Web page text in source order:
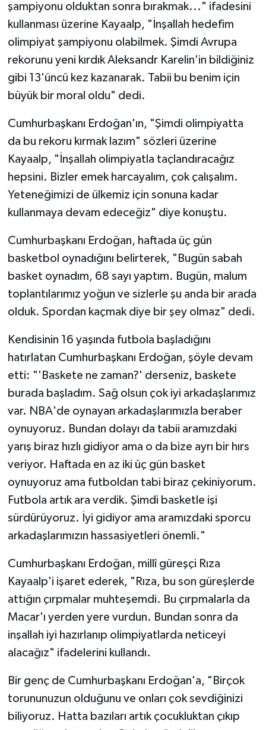
şampiyonu olduktan sonra bırakmak..." ifadesini
kullanması üzerine Kayaalp, "İnşallah hedefim
olimpiyat şampiyonu olabilmek. Şimdi Avrupa
rekorunu yeni kırdık Aleksandr Karelin'in bildiğiniz
gibi 13'üncü kez kazanarak. Tabii bu benim için
büyük bir moral oldu" dedi.
Cumhurbaşkanı Erdoğan'ın, "Şimdi olimpiyatta
da bu rekoru kırmak lazım" sözleri üzerine
Kayaalp, "İnşallah olimpiyatla taçlandıracağız
hepsini. Bizler emek harcayalım, çok çalışalım.
Yeteneğimizi de ülkemiz için sonuna kadar
kullanmaya devam edeceğiz" diye konuştu.
Cumhurbaşkanı Erdoğan, haftada üç gün
basketbol oynadığını belirterek, "Bugün sabah
basket oynadım, 68 sayı yaptım. Bugün, malum
toplantılarımız yoğun ve sizlerle şu anda bir arada
olduk. Spordan kaçmak diye bir şey olmaz" dedi.
Kendisinin 16 yaşında futbola başladığını
hatırlatan Cumhurbaşkanı Erdoğan, şöyle devam
etti: "'Baskete ne zaman?' derseniz, baskete
burada başladım. Sağ olsun çok iyi arkadaşlarımız
var. NBA'de oynayan arkadaşlarımızla beraber
oynuyoruz. Bundan dolayı da tabii aramızdaki
yarış biraz hızlı gidiyor ama o da bize ayrı bir hırs
veriyor. Haftada en az iki üç gün basket
oynuyoruz ama futboldan tabi biraz çekiniyorum.
Futbola artık ara verdik. Şimdi basketle işi
sürdürüyoruz. İyi gidiyor ama aramızdaki sporcu
arkadaşlarımızın hassasiyetleri önemli."
Cumhurbaşkanı Erdoğan, millî güreşçi Rıza
Kayaalp'i işaret ederek, "Rıza, bu son güreşlerde
attığın çırpmalar muhteşemdi. Bu çırpmalarla da
Macar'ı yerden yere vurdun. Bundan sonra da
inşallah iyi hazırlanıp olimpiyatlarda neticeyi
alacağız" ifadelerini kullandı.
Bir genç de Cumhurbaşkanı Erdoğan'a, "Birçok
torununuzun olduğunu ve onları çok sevdiğinizi
biliyoruz. Hatta bazıları artık çocukluktan çıkıp